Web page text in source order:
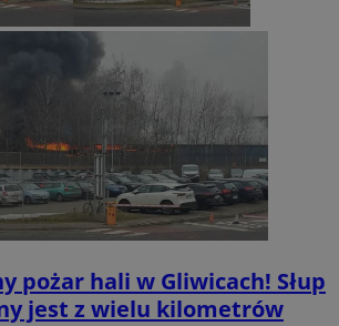
pożar hali w Gliwicach! Słup
jest z wielu kilometrów